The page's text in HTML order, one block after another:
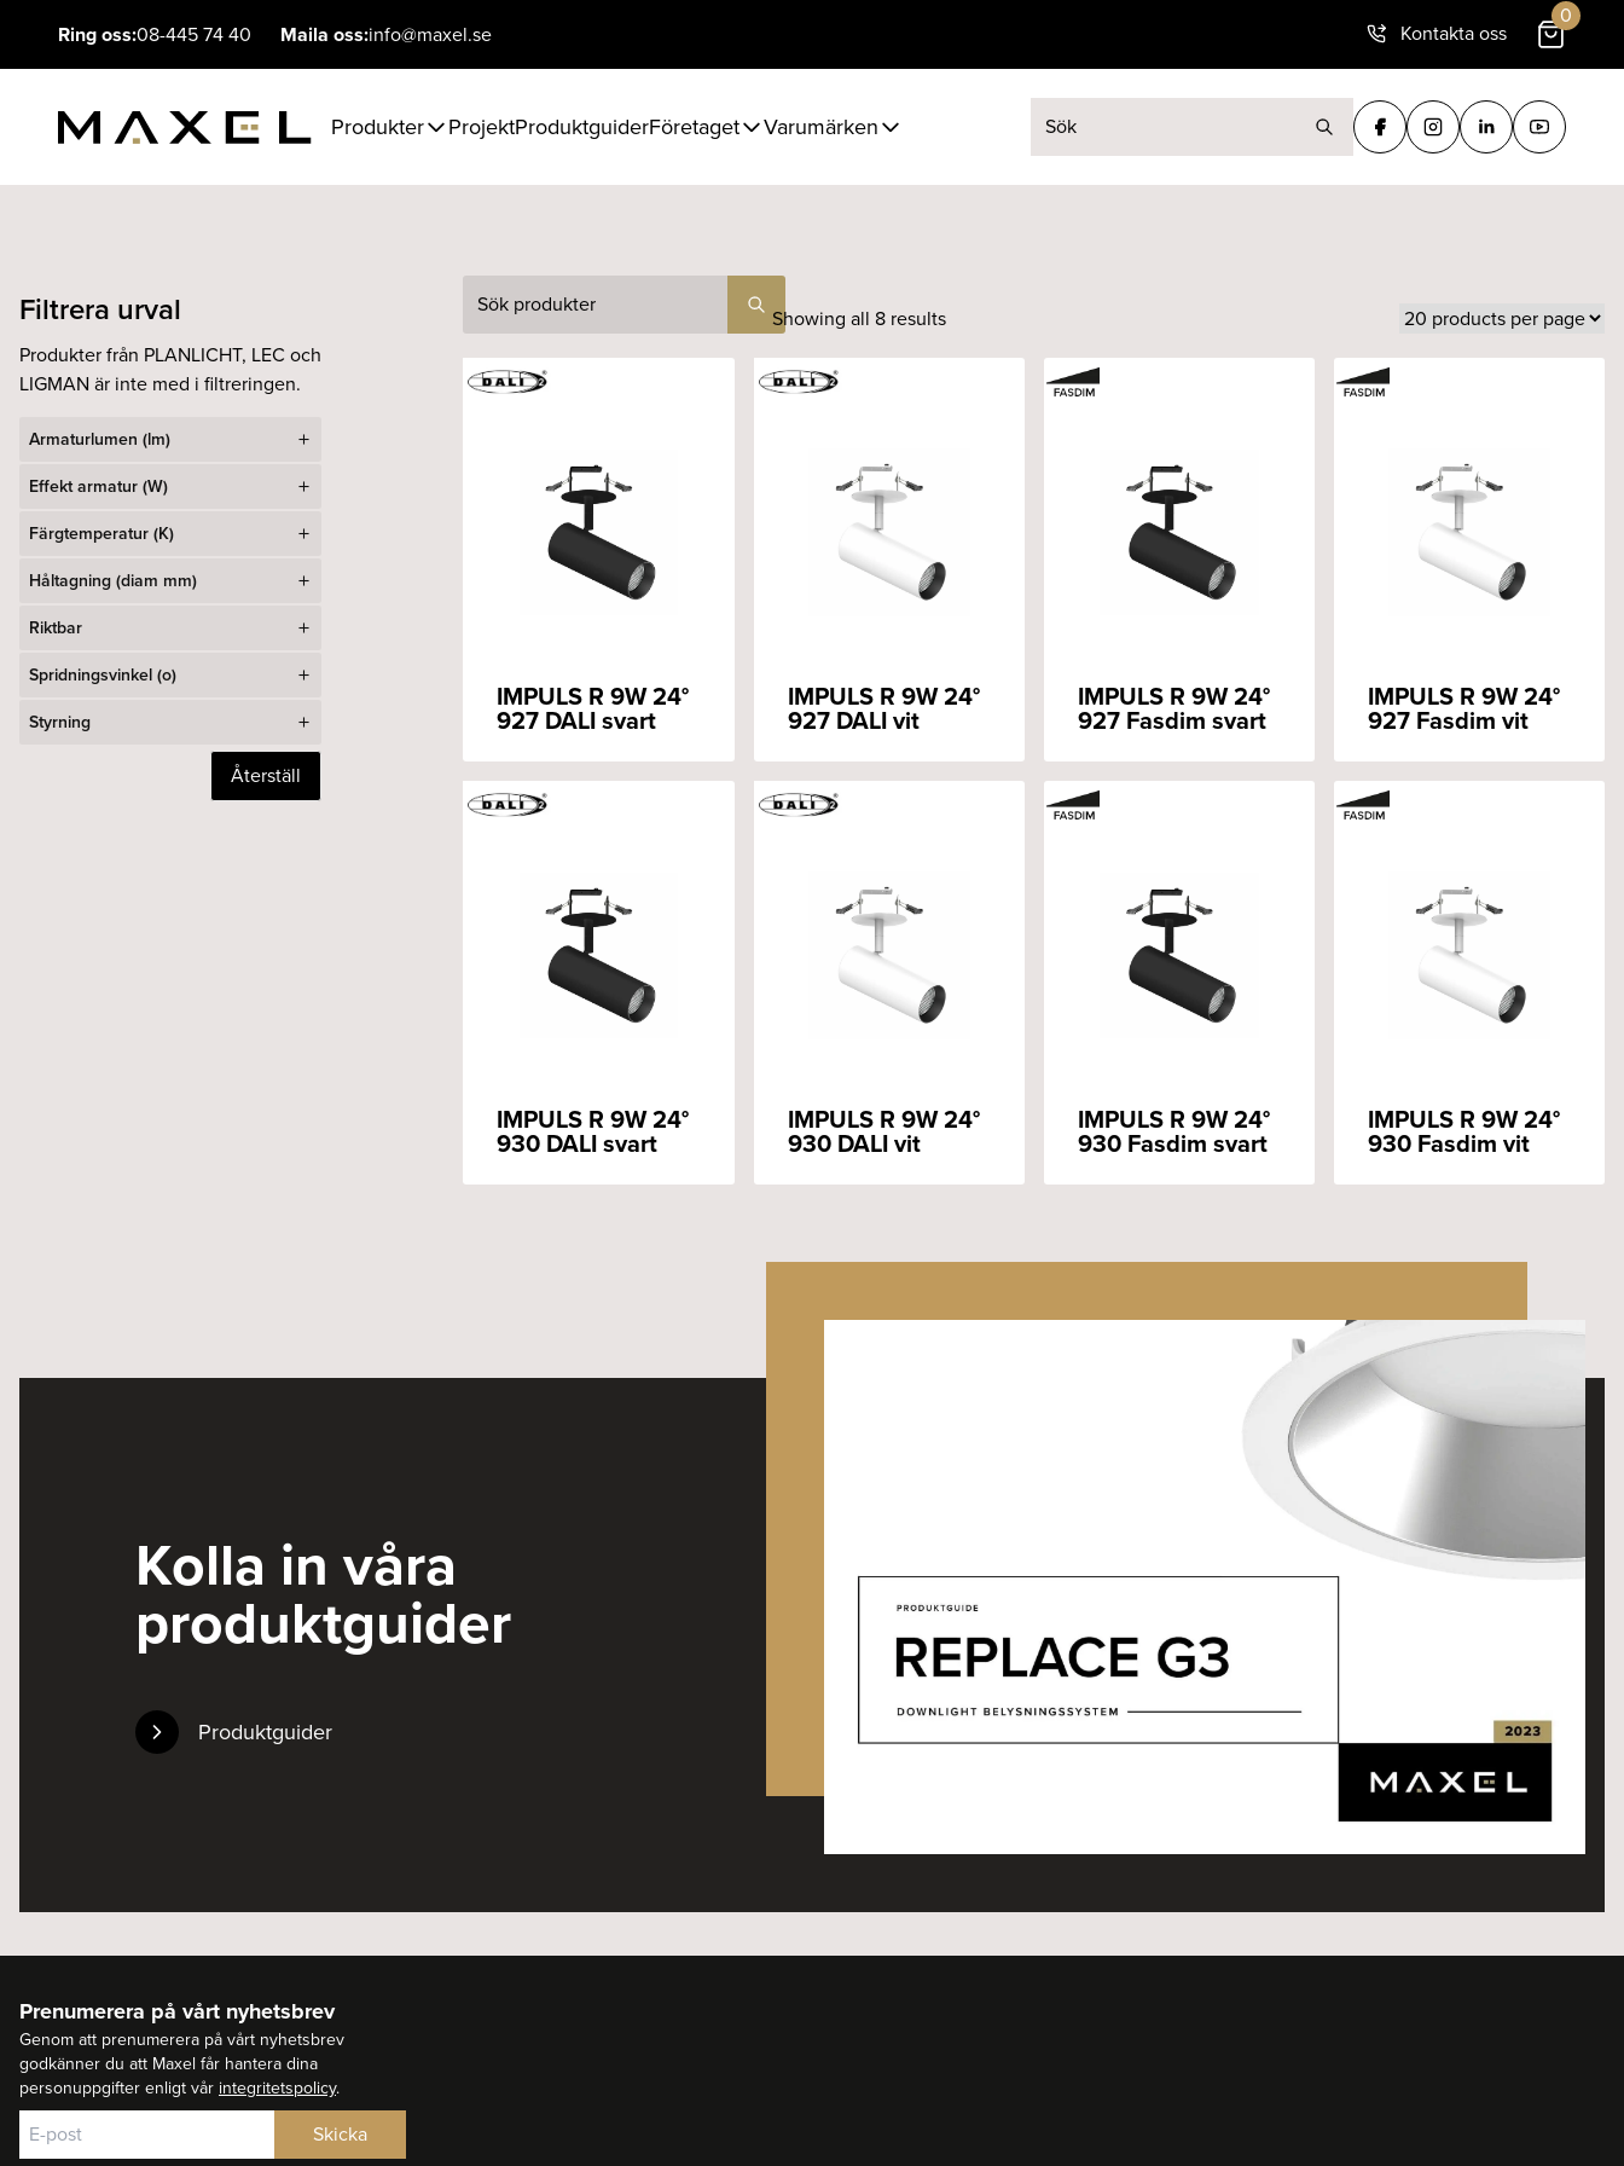
Ring oss:08-445 74 40 Maila oss:info@maxel.se Kontakta oss
0
Produkter ProjektProduktguiderFöretaget Varumärken Sök efter:
Filtrera urval
Produkter från PLANLICHT, LEC och
LIGMAN är inte med i filtreringen.
Armaturlumen (lm)
Effekt armatur (W)
Färgtemperatur (K)
Håltagning (diam mm)
Riktbar
Spridningsvinkel (o)
Styrning
Återställ
Sök Showing all 8 results
IMPULS R 9W 24°
927 DALI svart
IMPULS R 9W 24°
927 DALI vit
IMPULS R 9W 24°
927 Fasdim svart
IMPULS R 9W 24°
927 Fasdim vit
IMPULS R 9W 24°
930 DALI svart
IMPULS R 9W 24°
930 DALI vit
IMPULS R 9W 24°
930 Fasdim svart
IMPULS R 9W 24°
930 Fasdim vit
Kolla in våra
produktguider
Produktguider
Prenumerera på vårt nyhetsbrev
Genom att prenumerera på vårt nyhetsbrev
godkänner du att Maxel får hantera dina
personuppgifter enligt vår integritetspolicy.